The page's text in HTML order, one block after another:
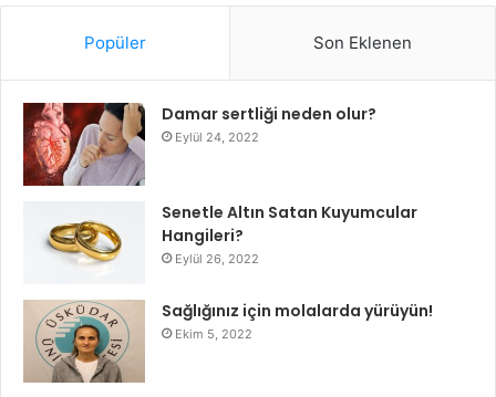
Popüler Son Eklenen
Damar sertliği neden olur?
Eylül 24, 2022
Senetle Altın Satan Kuyumcular
Hangileri?
Eylül 26, 2022
Sağlığınız için molalarda yürüyün!
Ekim 5, 2022